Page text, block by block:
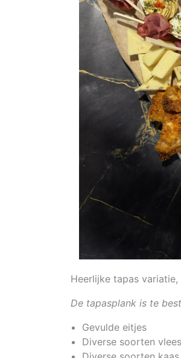
Heerlijke tapas
De tapasplank is te
Gevulde eitjes
Diverse soorten